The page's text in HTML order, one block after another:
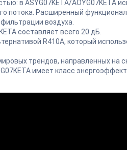
в ASYG07KETA/AOYG07KETA
потока. Расширенный
воздуха.
составляет всего 20 дБ.
R410A, который
трендов, направленных на
имеет класс